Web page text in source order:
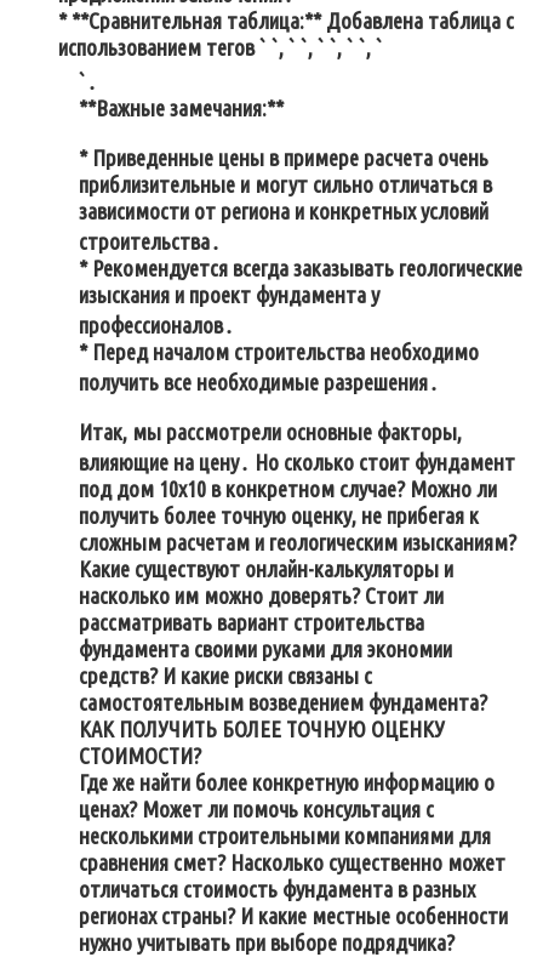
* **Сравнительная таблица:** Добавлена таблица с
использованием тегов ` `, ` `, ` `, ` `, `
`․
**Важные замечания:**
* Приведенные цены в примере расчета очень
приблизительные и могут сильно отличаться в
зависимости от региона и конкретных условий
строительства․
* Рекомендуется всегда заказывать геологические
изыскания и проект фундамента у
профессионалов․
* Перед началом строительства необходимо
получить все необходимые разрешения․
Итак, мы рассмотрели основные факторы,
влияющие на цену․ Но сколько стоит фундамент
под дом 10х10 в конкретном случае? Можно ли
получить более точную оценку, не прибегая к
сложным расчетам и геологическим изысканиям?
Какие существуют онлайн-калькуляторы и
насколько им можно доверять? Стоит ли
рассматривать вариант строительства
фундамента своими руками для экономии
средств? И какие риски связаны с
самостоятельным возведением фундамента?
КАК ПОЛУЧИТЬ БОЛЕЕ ТОЧНУЮ ОЦЕНКУ
СТОИМОСТИ?
Где же найти более конкретную информацию о
ценах? Может ли помочь консультация с
несколькими строительными компаниями для
сравнения смет? Насколько существенно может
отличаться стоимость фундамента в разных
регионах страны? И какие местные особенности
нужно учитывать при выборе подрядчика?